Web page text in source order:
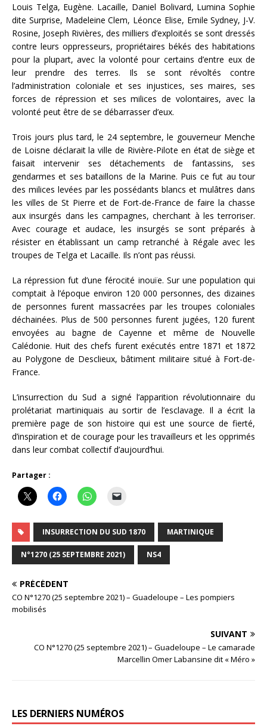
Louis Telga, Eugène. Lacaille, Daniel Bolivard, Lumina Sophie
dite Surprise, Madeleine Clem, Léonce Elise, Emile Sydney, J-V.
Rosine, Joseph Rivières, des milliers d’exploités se sont dressés
contre leurs oppresseurs, propriétaires békés des habitations
pour la plupart, avec la volonté pour certains d’entre eux de
leur prendre des terres. Ils se sont révoltés contre
l’administration coloniale et ses injustices, ses maires, ses
forces de répression et ses milices de volontaires, avec la
volonté peut être de se débarrasser d’eux.
Trois jours plus tard, le 24 septembre, le gouverneur Menche
de Loisne déclarait la ville de Rivière-Pilote en état de siège et
faisait intervenir ses détachements de fantassins, ses
gendarmes et ses bataillons de la Marine. Puis ce fut au tour
des milices levées par les possédants blancs et mulâtres dans
les villes de St Pierre et de Fort-de-France de faire la chasse
aux insurgés dans les campagnes, cherchant à les terroriser.
Avec courage et audace, les insurgés se sont préparés à
résister en établissant un camp retranché à Régale avec les
troupes de Telga et Lacaille. Ils n’ont pas réussi.
La répression fut d’une férocité inouïe. Sur une population qui
comptait à l’époque environ 120 000 personnes, des dizaines
de personnes furent massacrées par les troupes coloniales
déchainées. Plus de 500 personnes furent jugées, 120 furent
envoyées au bagne de Cayenne et même de Nouvelle
Calédonie. Huit des chefs furent exécutés entre 1871 et 1872
au Polygone de Desclieux, bâtiment militaire situé à Fort-de-
France.
L’insurrection du Sud a signé l’apparition révolutionnaire du
prolétariat martiniquais au sortir de l’esclavage. Il a écrit la
première page de son histoire qui est une source de fierté,
d’inspiration et de courage pour les travailleurs et les opprimés
dans leur combat collectif d’aujourd’hui.
Partager :
INSURRECTION DU SUD 1870 MARTINIQUE
N°1270 (25 SEPTEMBRE 2021) NS4
PRÉCÉDENT
CO N°1270 (25 septembre 2021) – Guadeloupe – Les pompiers
mobilisés
SUIVANT
CO N°1270 (25 septembre 2021) – Guadeloupe – Le camarade
Marcellin Omer Labansine dit « Méro »
LES DERNIERS NUMÉROS